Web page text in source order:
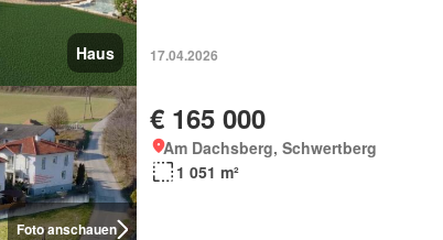
Haus 17.04.2026
Foto anschauen
€ 165 000
Am Dachsberg, Schwertberg
1 051 m²